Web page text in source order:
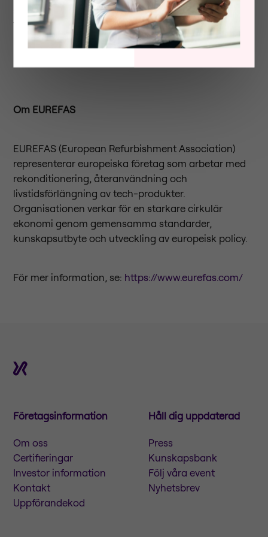
samt öka takten i den cirkulära omställningen.
Tillsammans med övriga medlemsföretag arbetar
Foxway för att ge hållbara lösningar en starkare
Om EUREFAS
EUREFAS (European Refurbishment Association)
representerar europeiska företag som arbetar med
rekonditionering, återanvändning och
livstidsförlängning av tech-produkter.
Organisationen verkar för en starkare cirkulär
ekonomi genom gemensamma standarder,
kunskapsutbyte och utveckling av europeisk policy.
För mer information, se: https://www.eurefas.com/
Företagsinformation
Om oss
Certifieringar
Investor information
Kontakt
Uppförandekod
Håll dig uppdaterad
Press
Kunskapsbank
Följ våra event
Nyhetsbrev